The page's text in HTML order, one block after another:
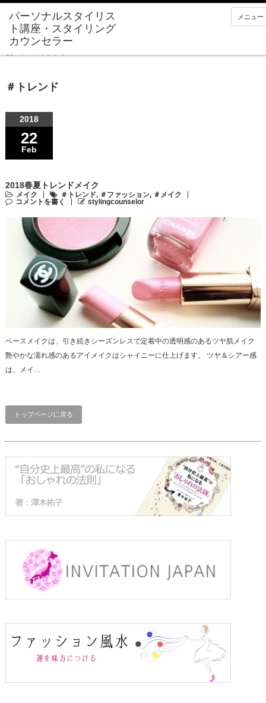
メニュー
＃トレンド
＃トレンド
2018
22
Feb
2018春夏トレンドメイク
メイク ＃トレンド, ＃ファッション, ＃メイク
コメントを書く
stylingcounselor
ベースメイクは、引き続きシーズンレスで定着中の透明感のあるツヤ肌メイク
艶やかな濡れ感のあるアイメイクはシャイニーに仕上げます。 ツヤ＆シアー感
は、メイ…
トップページに戻る